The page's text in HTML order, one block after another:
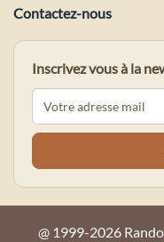
Contactez-nous
Inscrivez vous à la
@ 1999-2026